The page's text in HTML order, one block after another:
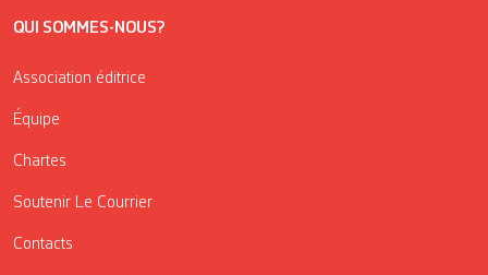
QUI SOMMES-NOUS?
Association éditrice
Équipe
Chartes
Soutenir Le Courrier
Contacts